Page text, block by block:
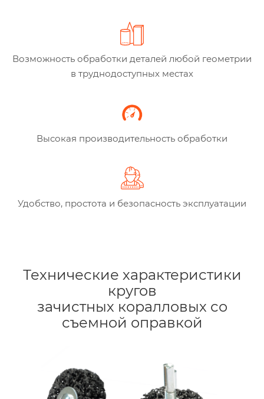
Возможность обработки деталей любой геометрии
в труднодоступных местах
Высокая производительность обработки
Удобство, простота и безопасность эксплуатации
Технические характеристики
кругов
зачистных коралловых со
съемной оправкой